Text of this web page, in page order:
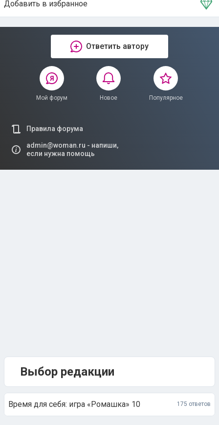
Добавить в избранное
Тема в избранном
Ответить автору
Мой форум Новое Популярное
Правила форума
admin@woman.ru - напиши,
если нужна помощь
Выбор редакции
Время для себя: игра «Ромашка» 10 175 ответов